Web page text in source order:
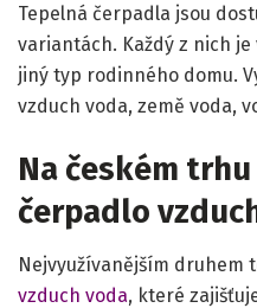
Tepelná čerpadla jsou
variantách. Každý z nich
jiný typ rodinného domu.
vzduch voda, země voda,
Na českém
čerpadlo
Nejvyužívanějším druhem
vzduch voda, které